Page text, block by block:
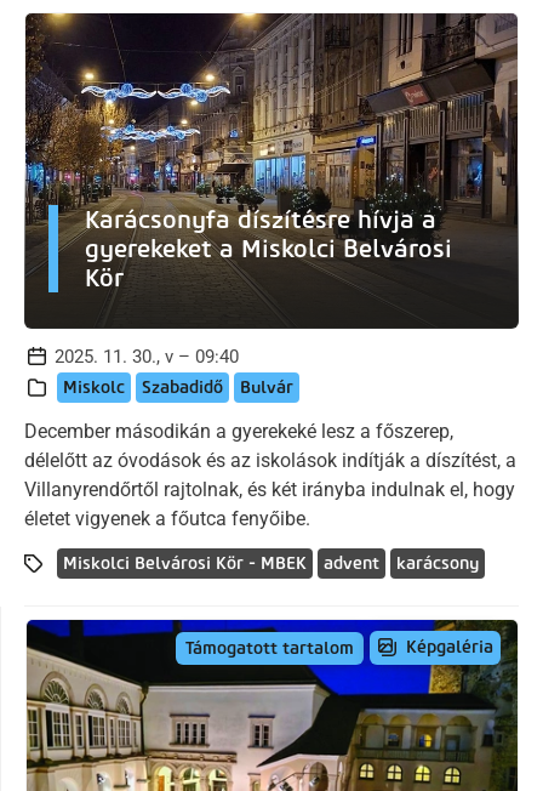
Karácsonyfa díszítésre hívja a
gyerekeket a Miskolci Belvárosi
Kör
2025. 11. 30., v – 09:40
Miskolc Szabadidő Bulvár
December másodikán a gyerekeké lesz a főszerep,
délelőtt az óvodások és az iskolások indítják a díszítést, a
Villanyrendőrtől rajtolnak, és két irányba indulnak el, hogy
életet vigyenek a főutca fenyőibe.
Miskolci Belvárosi Kör - MBEK advent karácsony
Támogatott tartalom Képgaléria